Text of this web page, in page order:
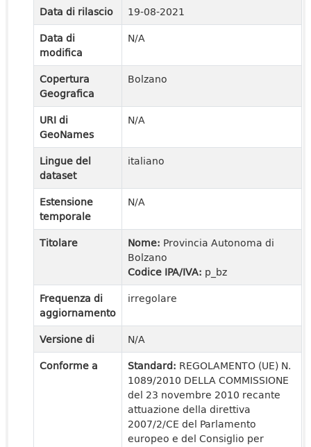
Data di rilascio
19-08-2021
Data di
modifica
N/A
Copertura
Geografica
Bolzano
URI di
GeoNames
N/A
Lingue del
dataset
italiano
Estensione
temporale
N/A
Titolare Nome: Provincia Autonoma di
Bolzano
Codice IPA/IVA: p_bz
Frequenza di
aggiornamento
irregolare
Versione di
N/A
Conforme a
Standard: REGOLAMENTO (UE) N.
1089/2010 DELLA COMMISSIONE
del 23 novembre 2010 recante
attuazione della direttiva
2007/2/CE del Parlamento
europeo e del Consiglio per